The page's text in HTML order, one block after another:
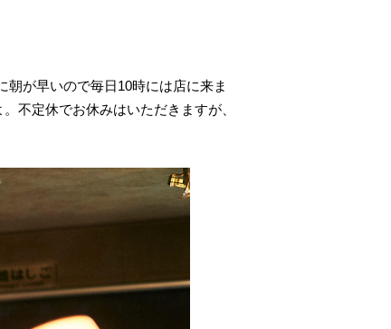
朝が早いので毎日10時には店に来ま
不定休でお休みはいただきますが、